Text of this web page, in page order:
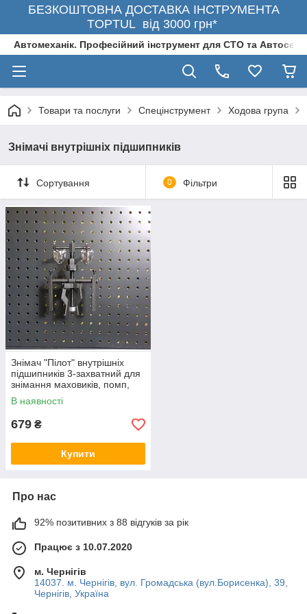
БЕЗКОШТОВНА ДОСТАВКА ІНСТРУМЕНТА
TOPTUL від 3000 грн*
Автомеханік. Професійний інструмент для СТО та
Товари та послуги Спецінструмент Ходова група
Знімачі внутрішніх підшипників
Сортування 0 Фільтри
Знімач "Пілот" внутрішніх
підшипників 3-захватний для
знімання маховиків, помп,
приводних шківів СТАНДАРТ
SK3VN
В наявності
679 ₴
Купити
Про нас
92% позитивних з 88 відгуків за рік
Працює з 10.07.2020
м. Чернігів
14037. м. Чернігів, вул. Громадська (вул.Борисенка), 39,
Чернігів, Україна